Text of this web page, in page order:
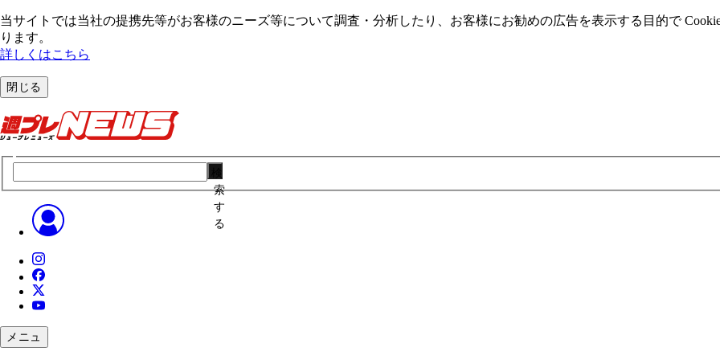
当サイトでは当社の提携先等がお客様のニーズ等について調査・分析したり、お客様にお勧めの広告を表⽰する⽬的で
ります。
詳しくはこちら
閉じる
索
す
る
メニュ